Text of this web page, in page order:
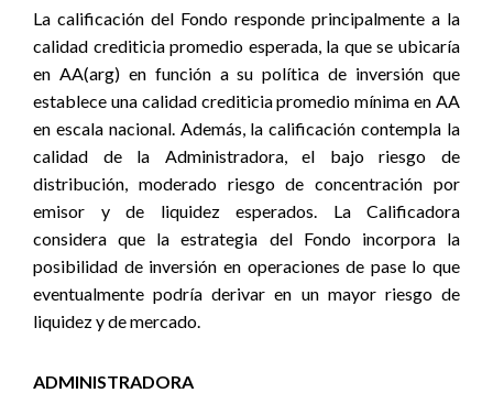
La calificación del Fondo responde principalmente a la
calidad crediticia promedio esperada, la que se ubicaría
en AA(arg) en función a su política de inversión que
establece una calidad crediticia promedio mínima en AA
en escala nacional. Además, la calificación contempla la
calidad de la Administradora, el bajo riesgo de
distribución, moderado riesgo de concentración por
emisor y de liquidez esperados. La Calificadora
considera que la estrategia del Fondo incorpora la
posibilidad de inversión en operaciones de pase lo que
eventualmente podría derivar en un mayor riesgo de
liquidez y de mercado.
ADMINISTRADORA